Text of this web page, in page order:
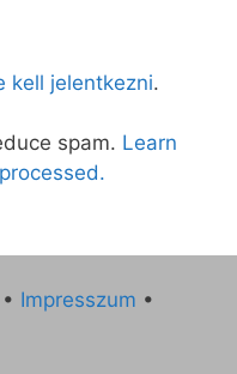
kell jelentkezni.
spam. Learn
• Impresszum •